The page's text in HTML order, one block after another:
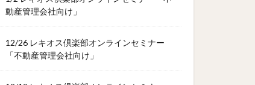
動産管理会社向け」
12/26 レキオス倶楽部オンラインセミナー
「不動産管理会社向け」